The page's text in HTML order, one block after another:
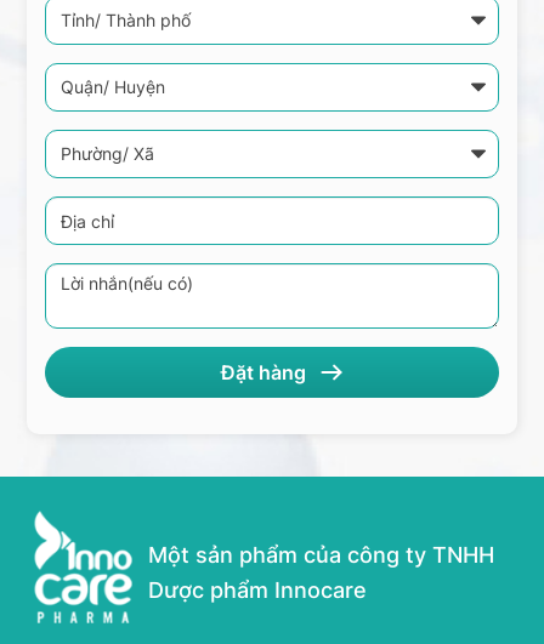
Một sản phẩm của công ty TNHH
Dược phẩm Innocare